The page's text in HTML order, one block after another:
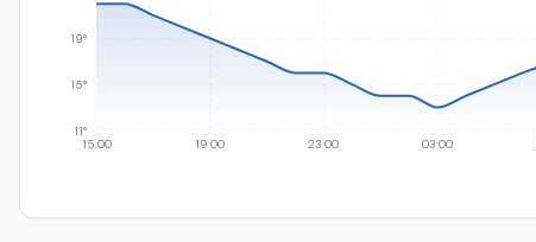
15:00 19:00 23:00 03:00
11°
15°
19°